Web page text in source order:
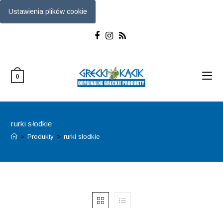
Ustawienia plików cookie
0
rurki słodkie
> Produkty > rurki słodkie